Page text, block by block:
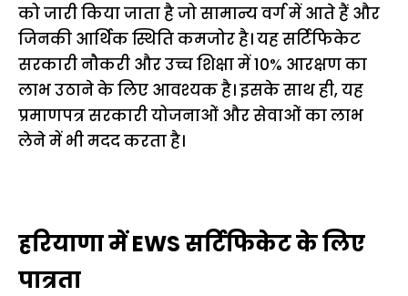
को जारी किया जाता है जो सामान्य वर्ग में आते हैं और
जिनकी आर्थिक स्थिति कमजोर है। यह सर्टिफिकेट
सरकारी नौकरी और उच्च शिक्षा में 10% आरक्षण का
लाभ उठाने के लिए आवश्यक है। इसके साथ ही, यह
प्रमाणपत्र सरकारी योजनाओं और सेवाओं का लाभ
लेने में भी मदद करता है।
हरियाणा में EWS सर्टिफिकेट के लिए
पात्रता